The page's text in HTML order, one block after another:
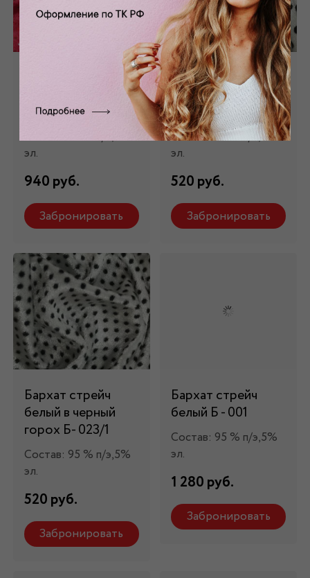
розовый Б- 123/2
Состав: 97 % п/э,3%
эл.
940 руб.
Забронировать
Бархат стрейч
белый в черный
горох Б- 023
Состав: 95 % п/э,5%
эл.
520 руб.
Забронировать
Бархат стрейч
белый в черный
горох Б- 023/1
Состав: 95 % п/э,5%
эл.
520 руб.
Забронировать
Бархат стрейч
белый Б - 001
Состав: 95 % п/э,5%
эл.
1 280 руб.
Забронировать